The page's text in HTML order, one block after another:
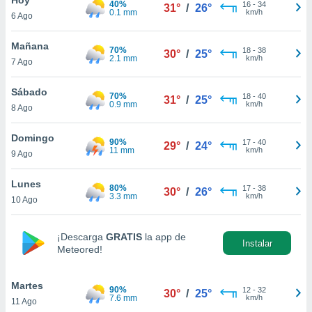
y
en
más
de
cookies
aceptar
6 Ago
40%
0.1 mm
31° / 26° 16- 34
km/h
Mañana
7 Ago
70%
2.1 mm
30° / 25° 18- 38
km/h
Sábado
8 Ago
70%
0.9 mm
31° / 25° 18- 40
km/h
Domingo
9 Ago
90%
11 mm
29° / 24° 17- 40
km/h
Lunes
10 Ago
80%
3.3 mm
30° / 26° 17- 38
km/h
¡Descarga GRATIS la app de
Meteored!
Instalar
Martes
11 Ago
90%
7.6 mm
30° / 25° 12- 32
km/h